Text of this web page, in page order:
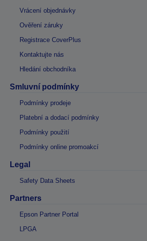
Vrácení objednávky
Ověření záruky
Registrace CoverPlus
Kontaktujte nás
Hledání obchodníka
Smluvní podmínky
Podmínky prodeje
Platební a dodací podmínky
Podmínky použití
Podmínky online promoakcí
Legal
Safety Data Sheets
Partners
Epson Partner Portal
LPGA